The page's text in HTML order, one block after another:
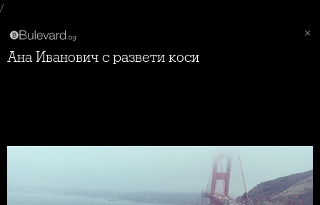
/
Ана Иванович с развети коси